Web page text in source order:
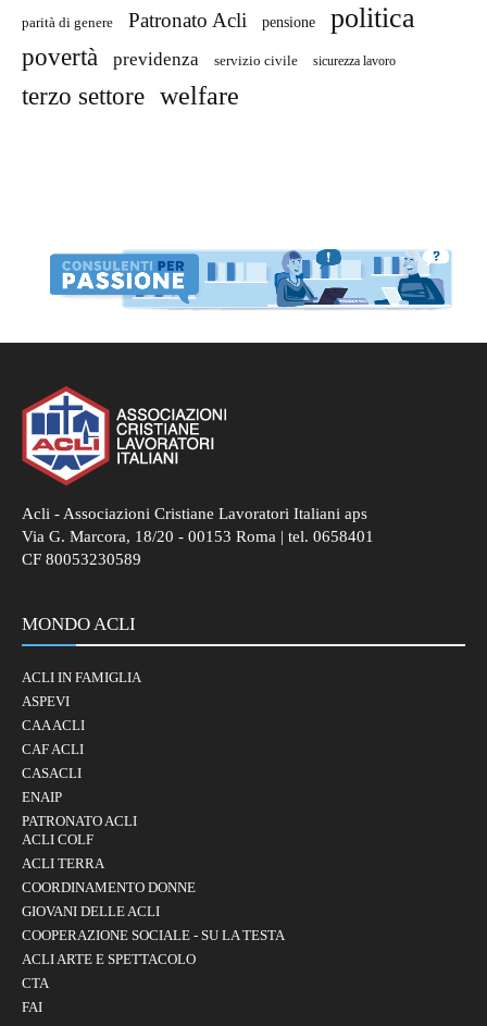
parità di genere Patronato Acli pensione politica
povertà previdenza servizio civile sicurezza lavoro
terzo settore welfare
Acli - Associazioni Cristiane Lavoratori Italiani aps
Via G. Marcora, 18/20 - 00153 Roma | tel. 0658401
CF 80053230589
MONDO ACLI
ACLI IN FAMIGLIA
ASPEVI
CAA ACLI
CAF ACLI
CASACLI
ENAIP
PATRONATO ACLI
ACLI COLF
ACLI TERRA
COORDINAMENTO DONNE
GIOVANI DELLE ACLI
COOPERAZIONE SOCIALE - SU LA TESTA
ACLI ARTE E SPETTACOLO
CTA
FAI